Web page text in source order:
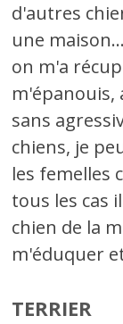
d'autres
une
on m'a
m'épanouis,
sans
chiens, je
les femelles
tous les cas
chien de la
m'éduquer
TERRIER